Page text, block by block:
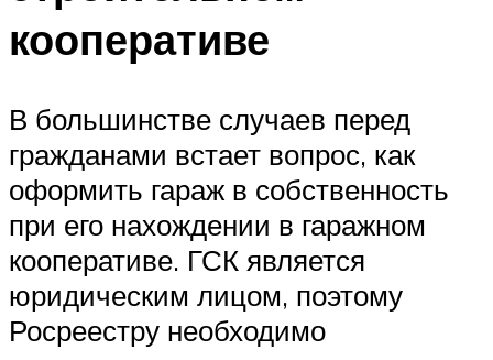
кооперативе
В большинстве случаев перед
гражданами встает вопрос, как
оформить гараж в собственность
при его нахождении в гаражном
кооперативе. ГСК является
юридическим лицом, поэтому
Росреестру необходимо